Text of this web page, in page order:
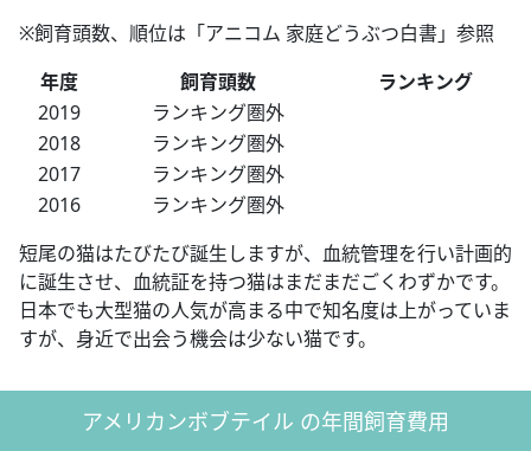
※飼育頭数、順位は「アニコム 家庭どうぶつ白書」参照
年度
飼育頭数
ランキング
2019
ランキング圏外
2018
ランキング圏外
2017
ランキング圏外
2016
ランキング圏外
短尾の猫はたびたび誕生しますが、血統管理を行い計画的
に誕生させ、血統証を持つ猫はまだまだごくわずかです。
日本でも大型猫の人気が高まる中で知名度は上がっていま
すが、身近で出会う機会は少ない猫です。
アメリカンボブテイル の年間飼育費用